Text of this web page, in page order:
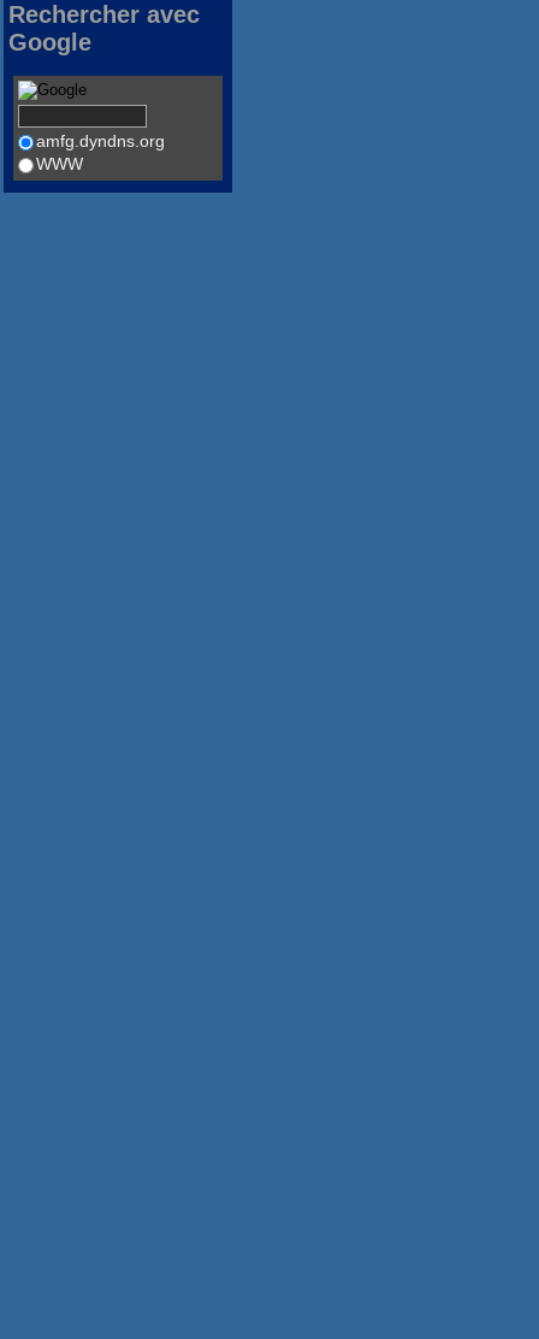
Rechercher avec
Google
amfg.dyndns.org
WWW